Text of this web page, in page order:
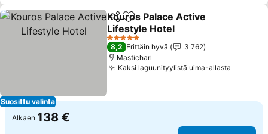
Suosittu valinta
Jaa Lisää suosikkeihin
Kouros Palace Active
Lifestyle Hotel
5 Tähtiluokitus
8,2 Erittäin hyvä
3 762
Mastichari
Kaksi laguunityylistä uima-allasta
Alkaen 138 €